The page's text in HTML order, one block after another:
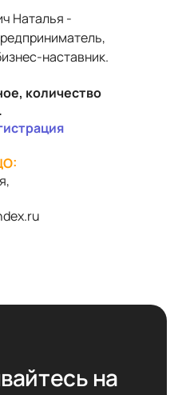
Наталья -
наставник.
количество
.ru
на